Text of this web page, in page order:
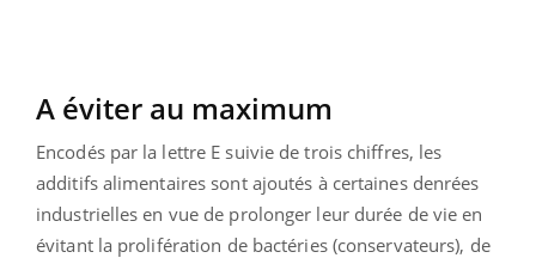
A éviter au maximum
Encodés par la lettre E suivie de trois chiffres, les
additifs alimentaires sont ajoutés à certaines denrées
industrielles en vue de prolonger leur durée de vie en
évitant la prolifération de bactéries (conservateurs), de